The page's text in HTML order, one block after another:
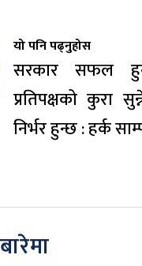
यो पनि पढ्नुहोस
सरकार सफल
प्रतिपक्षको कुरा
निर्भर हुन्छ : हर्क